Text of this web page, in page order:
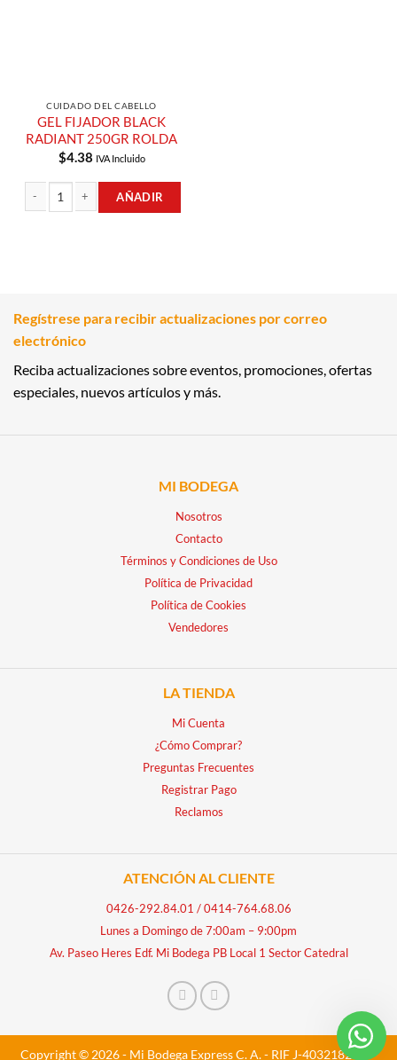
CUIDADO DEL CABELLO
GEL FIJADOR BLACK
RADIANT 250GR ROLDA
$4.38 IVA Incluido
AÑADIR
Regístrese para recibir actualizaciones por correo
electrónico
Reciba actualizaciones sobre eventos, promociones, ofertas
especiales, nuevos artículos y más.
MI BODEGA
Nosotros
Contacto
Términos y Condiciones de Uso
Política de Privacidad
Política de Cookies
Vendedores
LA TIENDA
Mi Cuenta
¿Cómo Comprar?
Preguntas Frecuentes
Registrar Pago
Reclamos
ATENCIÓN AL CLIENTE
0426-292.84.01 /0414-764.68.06
Lunes a Domingo de 7:00am – 9:00pm
Av. Paseo Heres Edf. Mi Bodega PB Local 1 Sector Catedral
Copyright © 2026 - Mi Bodega Express C. A. - RIF J-40321828-5 -